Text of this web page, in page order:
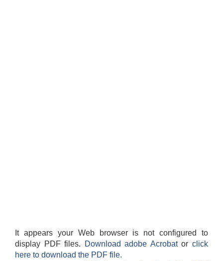
It appears your Web browser is not configured to
display PDF files.
Download adobe Acrobatorclick
here to download the PDF file.